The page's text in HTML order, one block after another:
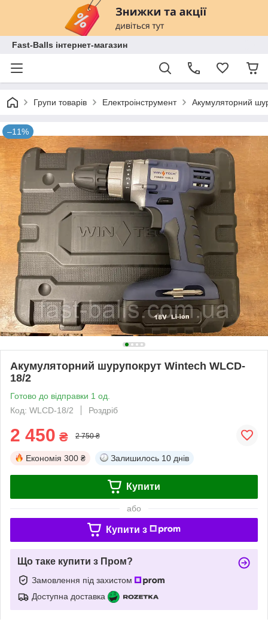
Fast-Balls інтернет-магазин
Групи товарів Електроінструмент Акумуляторний
–11%
Акумуляторний шурупокрут Wintech WLCD-
18/2
Готово до відправки 1 од.
Код: WLCD-18/2
Роздріб
2 450 ₴ 2 750 ₴
Економія 300 ₴ Залишилось 10 днів
Купити
або
Купити з
Що таке купити з Пром?
Замовлення під захистом
Доступна доставка